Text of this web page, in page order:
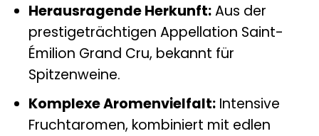
Herausragende Herkunft:Aus der
prestigeträchtigen Appellation Saint-
Émilion Grand Cru, bekannt für
Spitzenweine.
Komplexe Aromenvielfalt:Intensive
Fruchtaromen, kombiniert mit edlen